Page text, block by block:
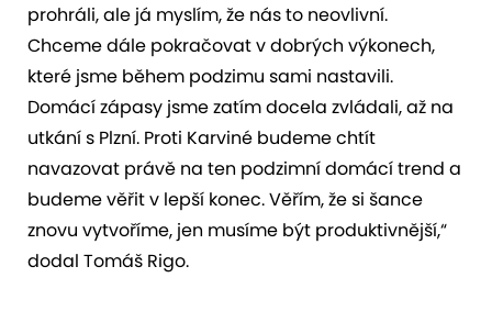
prohráli, ale já myslím, že nás to neovlivní.
Chceme dále pokračovat v dobrých výkonech,
které jsme během podzimu sami nastavili.
Domácí zápasy jsme zatím docela zvládali, až na
utkání s Plzní. Proti Karviné budeme chtít
navazovat právě na ten podzimní domácí trend a
budeme věřit v lepší konec. Věřím, že si šance
znovu vytvoříme, jen musíme být produktivnější,“
dodal Tomáš Rigo.